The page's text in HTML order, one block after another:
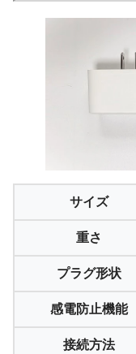
サイズ
重さ
プラグ形状
感電防止機能
接続方法